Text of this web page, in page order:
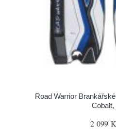
Road Warrior
Cobalt,
2 099